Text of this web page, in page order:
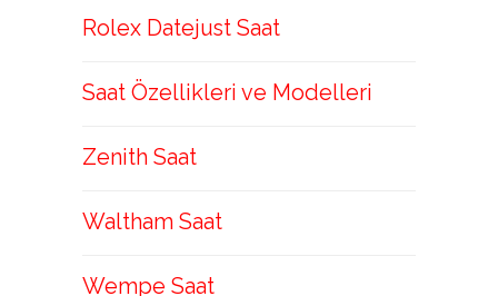
Rolex Datejust Saat
Saat Özellikleri ve Modelleri
Zenith Saat
Waltham Saat
Wempe Saat